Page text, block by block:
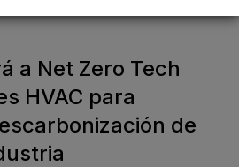
a Net Zero Tech
HVAC para
de